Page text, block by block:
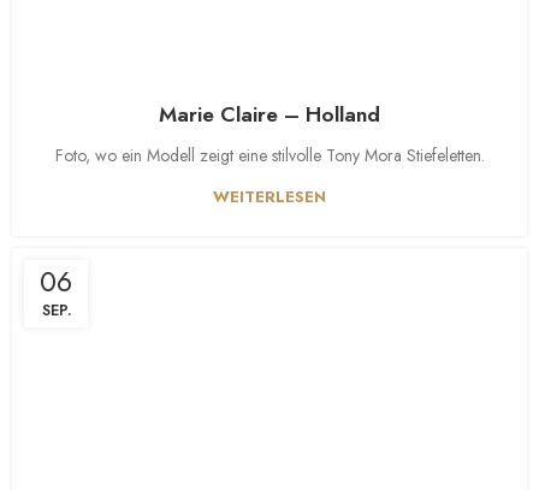
Marie Claire – Holland
Foto, wo ein Modell zeigt eine stilvolle Tony Mora Stiefeletten.
WEITERLESEN
06
SEP.